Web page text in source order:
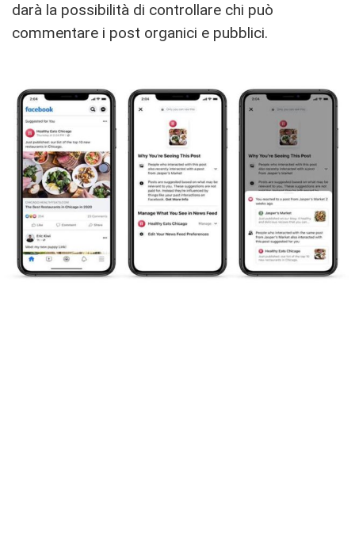
darà la possibilità di controllare chi può
commentare i post organici e pubblici.